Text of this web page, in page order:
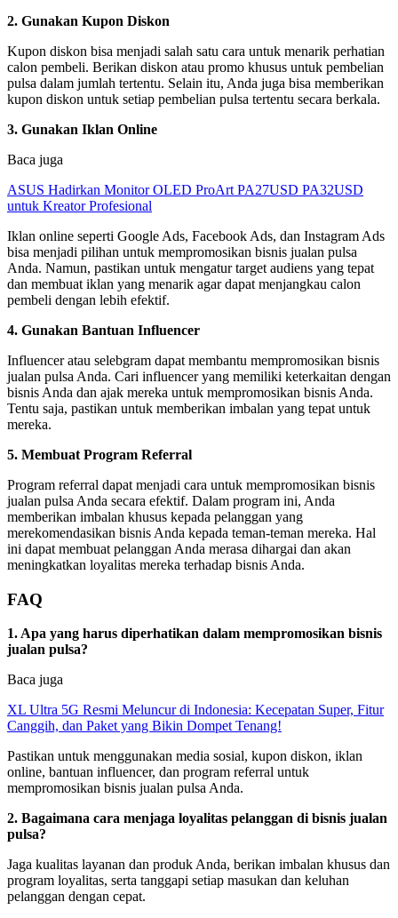
2. Gunakan Kupon Diskon
Kupon diskon bisa menjadi salah satu cara untuk menarik perhatian
calon pembeli. Berikan diskon atau promo khusus untuk pembelian
pulsa dalam jumlah tertentu. Selain itu, Anda juga bisa memberikan
kupon diskon untuk setiap pembelian pulsa tertentu secara berkala.
3. Gunakan Iklan Online
Baca juga
ASUS Hadirkan Monitor OLED ProArt PA27USD PA32USD
untuk Kreator Profesional
Iklan online seperti Google Ads, Facebook Ads, dan Instagram Ads
bisa menjadi pilihan untuk mempromosikan bisnis jualan pulsa
Anda. Namun, pastikan untuk mengatur target audiens yang tepat
dan membuat iklan yang menarik agar dapat menjangkau calon
pembeli dengan lebih efektif.
4. Gunakan Bantuan Influencer
Influencer atau selebgram dapat membantu mempromosikan bisnis
jualan pulsa Anda. Cari influencer yang memiliki keterkaitan dengan
bisnis Anda dan ajak mereka untuk mempromosikan bisnis Anda.
Tentu saja, pastikan untuk memberikan imbalan yang tepat untuk
mereka.
5. Membuat Program Referral
Program referral dapat menjadi cara untuk mempromosikan bisnis
jualan pulsa Anda secara efektif. Dalam program ini, Anda
memberikan imbalan khusus kepada pelanggan yang
merekomendasikan bisnis Anda kepada teman-teman mereka. Hal
ini dapat membuat pelanggan Anda merasa dihargai dan akan
meningkatkan loyalitas mereka terhadap bisnis Anda.
FAQ
1. Apa yang harus diperhatikan dalam mempromosikan bisnis
jualan pulsa?
Baca juga
XL Ultra 5G Resmi Meluncur di Indonesia: Kecepatan Super, Fitur
Canggih, dan Paket yang Bikin Dompet Tenang!
Pastikan untuk menggunakan media sosial, kupon diskon, iklan
online, bantuan influencer, dan program referral untuk
mempromosikan bisnis jualan pulsa Anda.
2. Bagaimana cara menjaga loyalitas pelanggan di bisnis jualan
pulsa?
Jaga kualitas layanan dan produk Anda, berikan imbalan khusus dan
program loyalitas, serta tanggapi setiap masukan dan keluhan
pelanggan dengan cepat.